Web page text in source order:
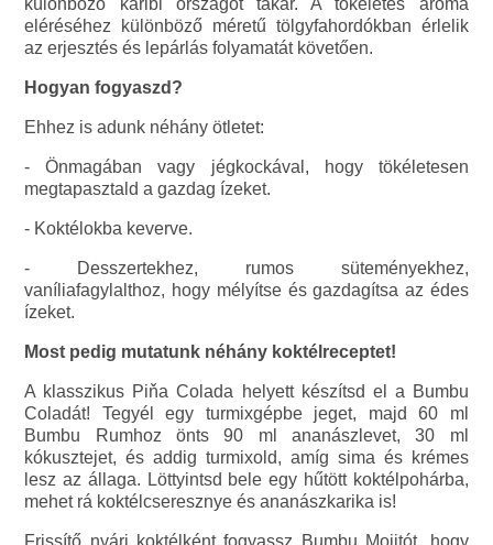
különböző karibi országot takar. A tökéletes aroma
eléréséhez különböző méretű tölgyfahordókban érlelik
az erjesztés és lepárlás folyamatát követően.
Hogyan fogyaszd?
Ehhez is adunk néhány ötletet:
- Önmagában vagy jégkockával, hogy tökéletesen
megtapasztald a gazdag ízeket.
- Koktélokba keverve.
- Desszertekhez, rumos süteményekhez,
vaníliafagylalthoz, hogy mélyítse és gazdagítsa az édes
ízeket.
Most pedig mutatunk néhány koktélreceptet!
A klasszikus Piňa Colada helyett készítsd el a Bumbu
Coladát! Tegyél egy turmixgépbe jeget, majd 60 ml
Bumbu Rumhoz önts 90 ml ananászlevet, 30 ml
kókusztejet, és addig turmixold, amíg sima és krémes
lesz az állaga. Löttyintsd bele egy hűtött koktélpohárba,
mehet rá koktélcseresznye és ananászkarika is!